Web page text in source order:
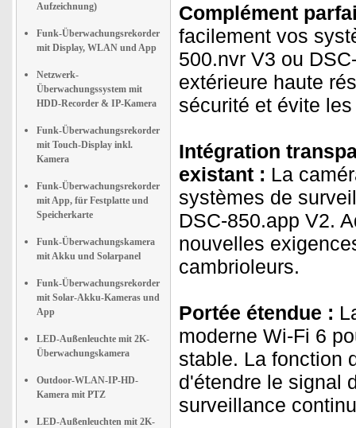
Aufzeichnung)
Funk-Überwachungsrekorder
mit Display, WLAN und App
Netzwerk-
Überwachungssystem mit
HDD-Recorder & IP-Kamera
Funk-Überwachungsrekorder
mit Touch-Display inkl.
Kamera
Funk-Überwachungsrekorder
mit App, für Festplatte und
Speicherkarte
Funk-Überwachungskamera
mit Akku und Solarpanel
Funk-Überwachungsrekorder
mit Solar-Akku-Kameras und
App
LED-Außenleuchte mit 2K-
Überwachungskamera
Outdoor-WLAN-IP-HD-
Kamera mit PTZ
LED-Außenleuchten mit 2K-
Complément
facilement vos
500.nvr V3 ou
extérieure haute
sécurité et évite
Intégration
existant : La
systèmes de
DSC-850.app V2.
nouvelles
cambrioleurs.
Portée étendue :
moderne Wi-Fi 6
stable. La fonction
d'étendre le signal
surveillance